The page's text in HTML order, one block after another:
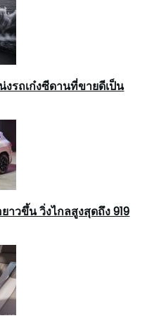
งรถเก๋งซีดานที่ขายดีเป็น
าวขึ้น วิ่งไกลสูงสุดถึง 919